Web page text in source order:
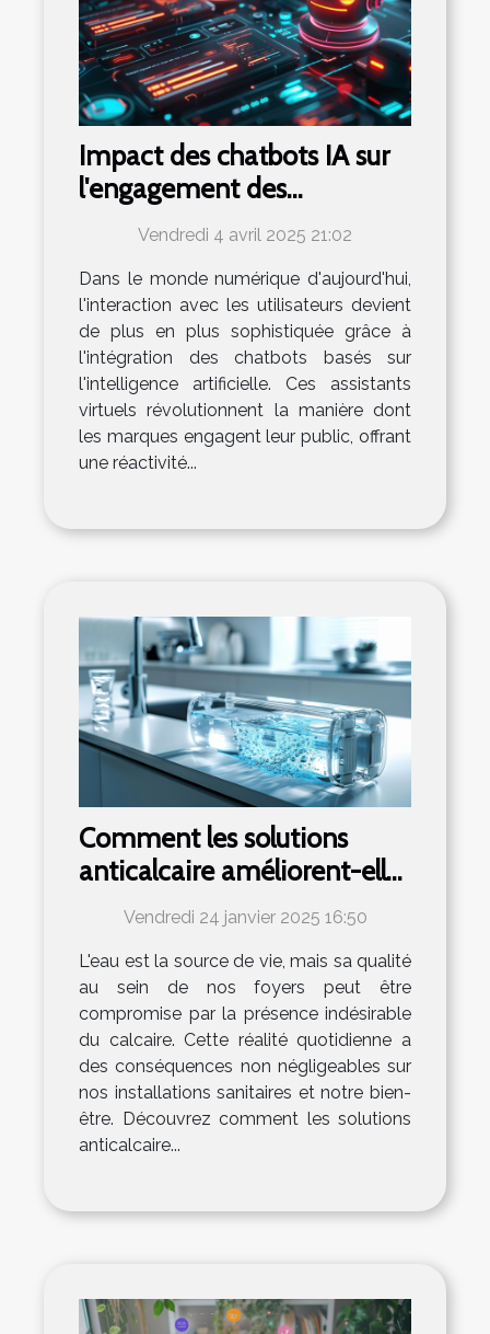
Impact des chatbots IA sur
l'engagement des
utilisateurs
Vendredi 4 avril 2025 21:02
Dans le monde numérique d'aujourd'hui,
l'interaction avec les utilisateurs devient
de plus en plus sophistiquée grâce à
l'intégration des chatbots basés sur
l'intelligence artificielle. Ces assistants
virtuels révolutionnent la manière dont
les marques engagent leur public, offrant
une réactivité...
Comment les solutions
anticalcaire améliorent-elles
la qualité de l'eau
domestique ?
Vendredi 24 janvier 2025 16:50
L'eau est la source de vie, mais sa qualité
au sein de nos foyers peut être
compromise par la présence indésirable
du calcaire. Cette réalité quotidienne a
des conséquences non négligeables sur
nos installations sanitaires et notre bien-
être. Découvrez comment les solutions
anticalcaire...